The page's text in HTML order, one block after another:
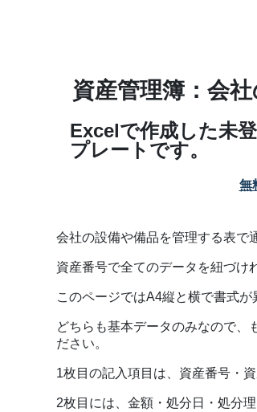
資産管理簿：会
Excelで作成した未
プレートです。
無
会社の設備や備品を管理する表で
資産番号で全てのデータを紐づけ
このページではA4縦と横で書式が
どちらも基本データのみなので、
ださい。
1枚目の記入項目は、資産番号・
2枚目には、金額・処分日・処分